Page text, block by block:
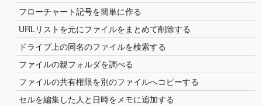
フローチャート記号を簡単に作る
URLリストを元にファイルをまとめて削除する
ドライブ上の同名のファイルを検索する
ファイルの親フォルダを調べる
ファイルの共有権限を別のファイルへコピーする
セルを編集した人と日時をメモに追加する